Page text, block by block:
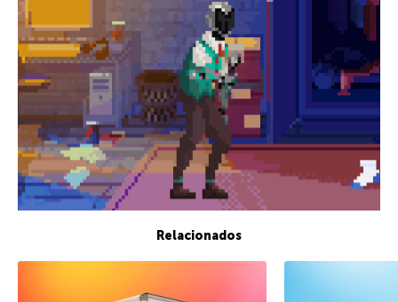
Relacionados